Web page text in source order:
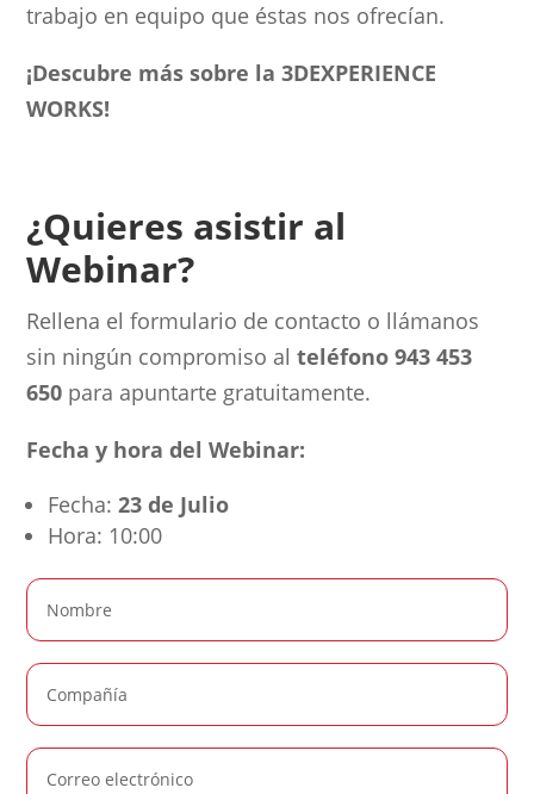
trabajo en equipo que éstas nos ofrecían.
¡Descubre más sobre la 3DEXPERIENCE
WORKS!
¿Quieres asistir al
Webinar?
Rellena el formulario de contacto o llámanos
sin ningún compromiso alteléfono 943 453
650 para apuntarte gratuitamente.
Fecha y hora del Webinar:
Fecha:23 de Julio
Hora: 10:00